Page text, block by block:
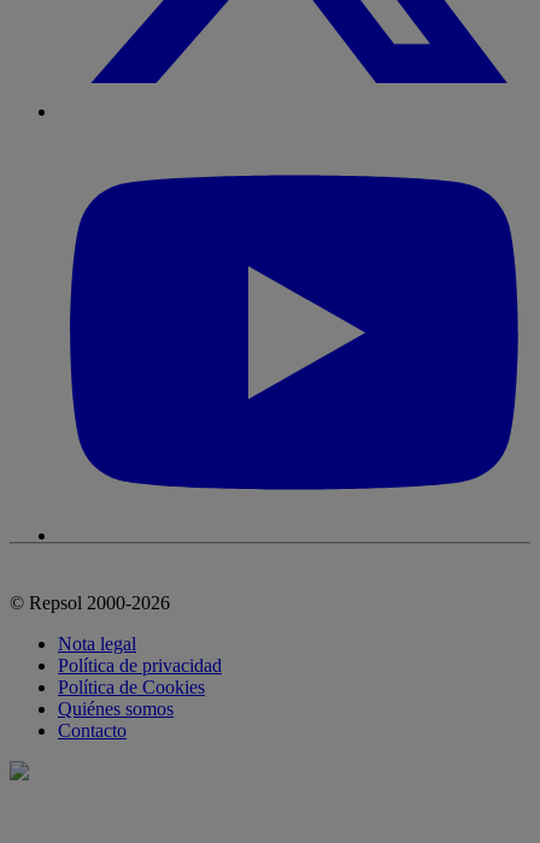
© Repsol 2000-2026
Nota legal
Política de privacidad
Política de Cookies
Quiénes somos
Contacto